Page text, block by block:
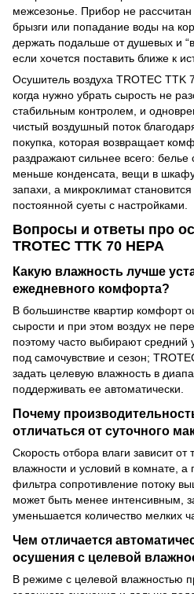
межсезонье. Прибор не
брызги или попадание воды на
держать подальше от душевых и
если хочется поставить ближе к
Осушитель воздуха TROTEC TTK
когда нужно убрать сырость не
стабильным контролем, и
чистый воздушный поток
покупка, которая возвращает
раздражают сильнее всего: белье
меньше конденсата, вещи в
запахи, а микроклимат
постоянной суеты с настройками.
Вопросы и ответы про
TROTEC TTK 70 HEPA
Какую влажность лучше
ежедневного комфорта?
В большинстве квартир комфорт
сырости и при этом воздух не
поэтому часто выбирают средний
под самочувствие и сезон;
задать целевую влажность в
поддерживать ее автоматически.
Почему
отличаться от суточного
Скорость отбора влаги зависит
влажности и условий в комнате, а
фильтра сопротивление потоку
может быть менее интенсивным,
уменьшается количество мелких
Чем отличается
осушения с целевой
В режиме с целевой влажностью